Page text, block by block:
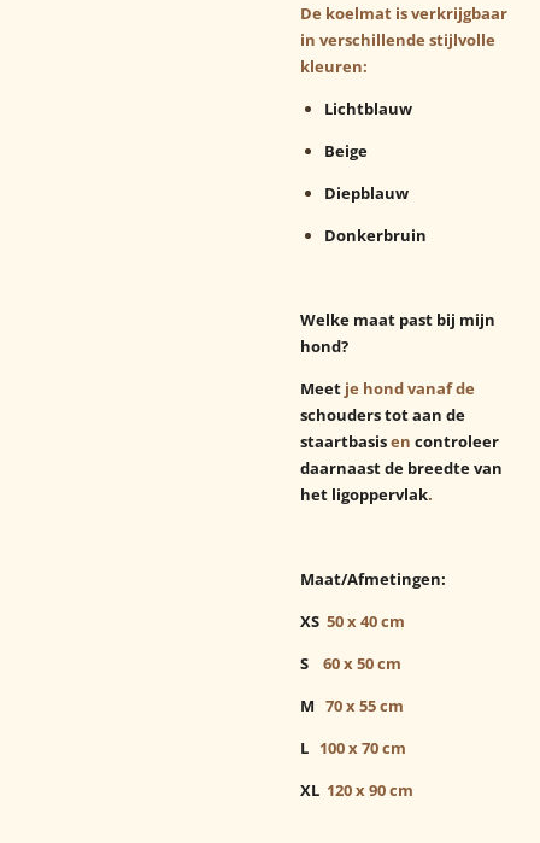
De koelmat is verkrijgbaar
in verschillende stijlvolle
kleuren:
Lichtblauw
Beige
Diepblauw
Donkerbruin
Welke maat past bij mijn
hond?
Meet je hond vanaf de
schouders tot aan de
staartbasisen controleer
daarnaast de breedte van
het ligoppervlak.
Maat/Afmetingen:
XS 50 x 40 cm
S
60 x 50 cm
M 70 x 55 cm
L 100 x 70 cm
XL 120 x 90 cm